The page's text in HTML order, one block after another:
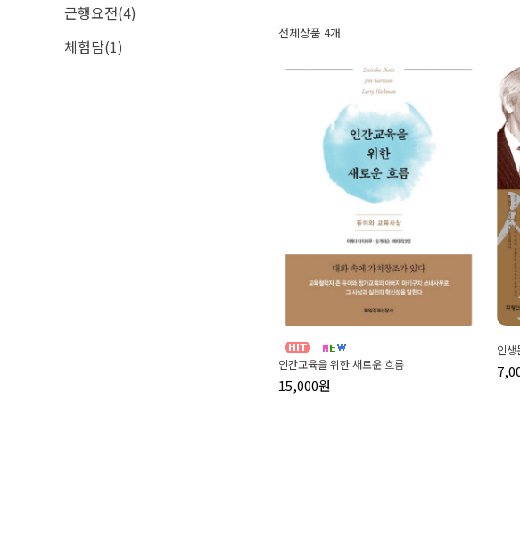
근행요전(4)
체험담(1)
전체상품 4개
인간교육을 위한 새로운 흐름
15,000원
인